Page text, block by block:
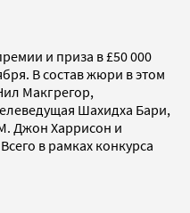
и приза в £50 000
В состав жюри в этом
Макгрегор,
Шахидха Бари,
Джон Харрисон и
в рамках конкурса